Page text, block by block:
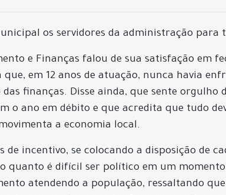
os servidores da administração para
e Finanças falou de sua satisfação em
em 12 anos de atuação, nunca havia
finanças. Disse ainda, que sente
ano em débito e que acredita que tudo
a economia local.
de incentivo, se colocando a disposição de
quanto é difícil ser político em um
atendendo a população, ressaltando